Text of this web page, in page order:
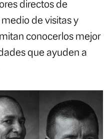
los lazos
directos de
medio de visitas y
conocerlos
que ayuden a